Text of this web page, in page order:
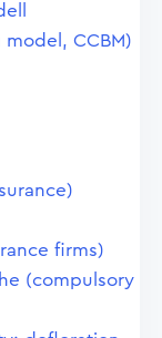
CCBM)
firms)
(compulsory